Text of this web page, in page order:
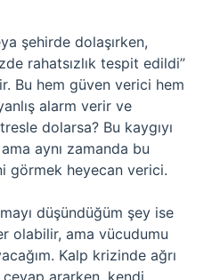
şehirde dolaşırken,
rahatsızlık tespit edildi”
Bu hem güven verici hem
alarm verir ve
dolarsa? Bu kaygıyı
aynı zamanda bu
görmek heyecan verici.
düşündüğüm şey ise
olabilir, ama vücudumu
Kalp krizinde ağrı
ararken, kendi